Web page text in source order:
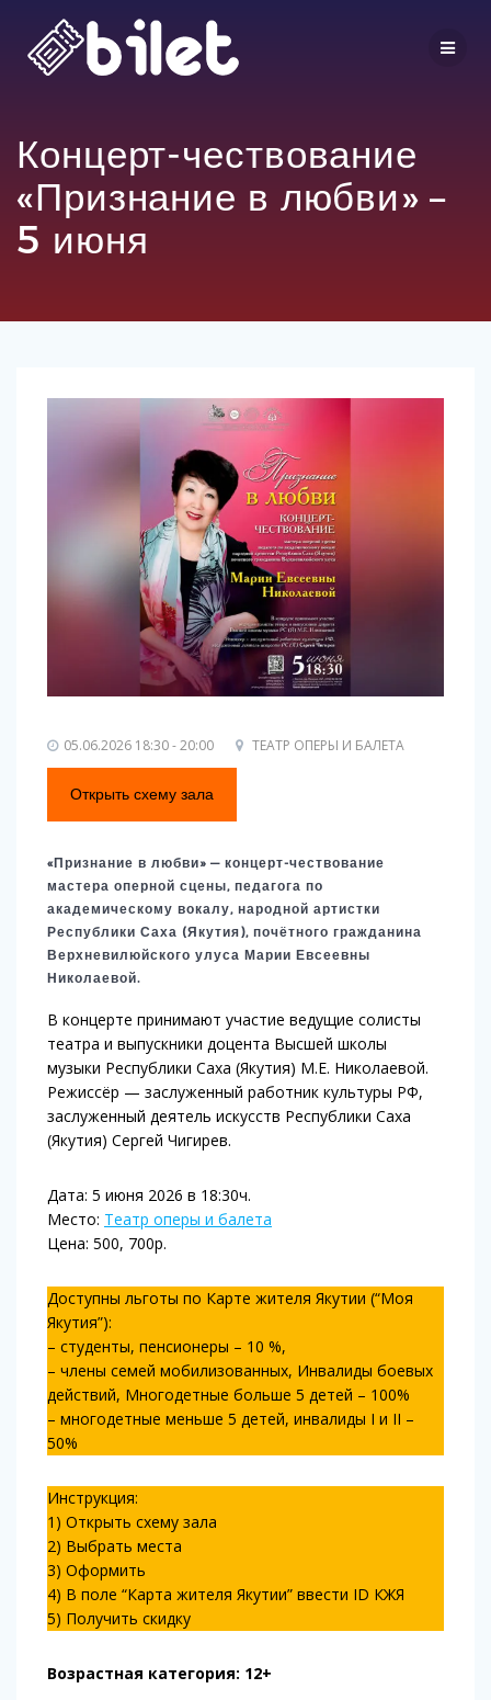
контенту
Концерт-чествование
«Признание в любви» –
5 июня
05.06.2026 18:30 - 20:00 ТЕАТР ОПЕРЫ И БАЛЕТА
Открыть схему зала
«Признание в любви» — концерт-чествование
мастера оперной сцены, педагога по
академическому вокалу, народной артистки
Республики Саха (Якутия), почётного гражданина
Верхневилюйского улуса Марии Евсеевны
Николаевой.
В концерте принимают участие ведущие солисты
театра и выпускники доцента Высшей школы
музыки Республики Саха (Якутия) М.Е. Николаевой.
Режиссёр — заслуженный работник культуры РФ,
заслуженный деятель искусств Республики Саха
(Якутия) Сергей Чигирев.
Дата: 5 июня 2026 в 18:30ч.
Место: Театр оперы и балета
Цена: 500, 700р.
Доступны льготы по Карте жителя Якутии (“Моя
Якутия”):
– студенты, пенсионеры – 10 %,
– члены семей мобилизованных, Инвалиды боевых
действий, Многодетные больше 5 детей – 100%
– многодетные меньше 5 детей, инвалиды I и II –
50%
Инструкция:
1) Открыть схему зала
2) Выбрать места
3) Оформить
4) В поле “Карта жителя Якутии” ввести ID КЖЯ
5) Получить скидку
Возрастная категория: 12+